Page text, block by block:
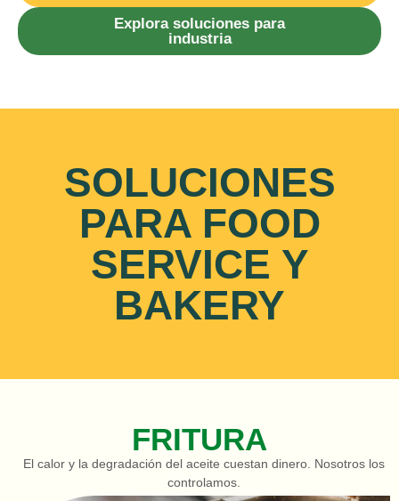
Explora soluciones para
industria
SOLUCIONES
PARA FOOD
SERVICE Y
BAKERY
FRITURA
El calor y la degradación del aceite cuestan dinero. Nosotros los
controlamos.